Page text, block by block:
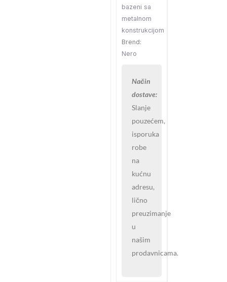
bazeni sa
metalnom
konstrukcijom
Brend:
Nero
Način
dostave:
Slanje
pouzećem,
isporuka
robe
na
kućnu
adresu,
lično
preuzimanje
u
našim
prodavnicama.